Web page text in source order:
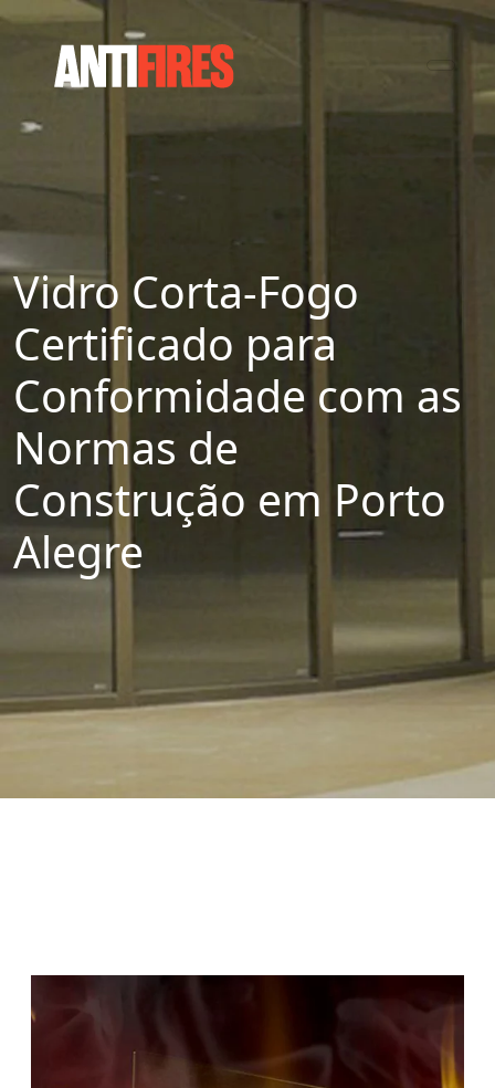
Vidro Corta-Fogo
Certificado para
Conformidade com as
Normas de
Construção em Porto
Alegre